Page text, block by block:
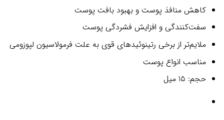
کاهش منافذ پوست و بهبود بافت پوست
سفت‌کنندگی و افزایش فشردگی پوست
ملایم‌تر از برخی رتینوئیدهای قوی به علت فرمولاسیون لپوزومی
مناسب انواع پوست
حجم: 15 میل